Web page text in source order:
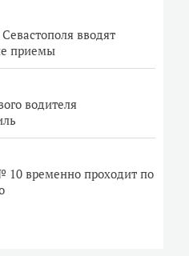
вводят
приемы
водителя
10 временно проходит по